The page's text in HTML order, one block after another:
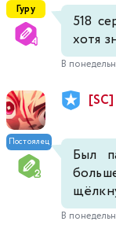
Гуру
518
хотя
В
Постоялец
[SC]
Был
В